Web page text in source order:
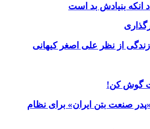
انکه بنیادش بد است
از نظر علی اصغر کیهانی
گوش کن!
صنعت بتن ایران» برای نظام